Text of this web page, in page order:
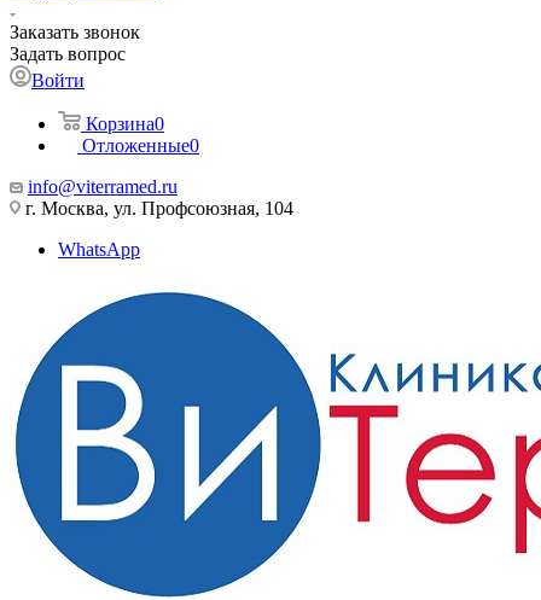
Заказать звонок
Задать вопрос
Войти
Корзина0
Отложенные0
info@viterramed.ru
г. Москва, ул. Профсоюзная, 104
WhatsApp